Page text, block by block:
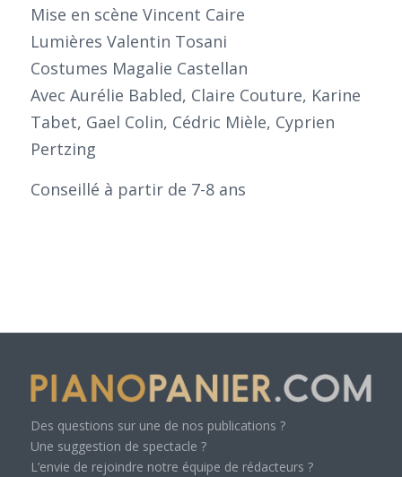
Mise en scène Vincent Caire
Lumières Valentin Tosani
Costumes Magalie Castellan
Avec Aurélie Babled, Claire Couture, Karine
Tabet, Gael Colin, Cédric Mièle, Cyprien
Pertzing
Conseillé à partir de 7-8 ans
Des questions sur une de nos publications ?
Une suggestion de spectacle ?
L’envie de rejoindre notre équipe de rédacteurs ?